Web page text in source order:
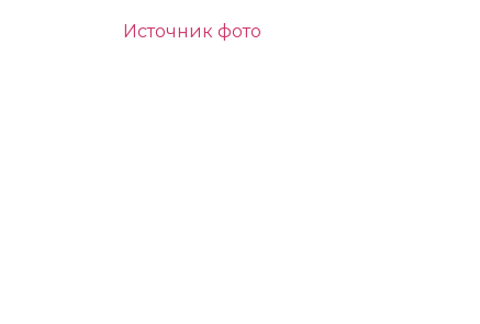
Источник фото